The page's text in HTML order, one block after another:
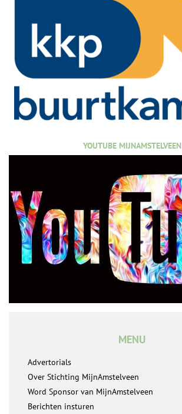
YOUTUBE MIJNAMSTELVEEN
MENU
Advertorials
Over Stichting MijnAmstelveen
Word Sponsor van MijnAmstelveen
Berichten insturen